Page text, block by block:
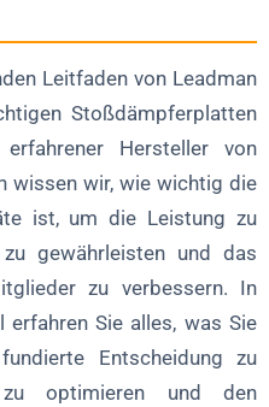
für
Leitfaden von Leadman
Stoßdämpferplatten
Hersteller von
wissen wir, wie wichtig die
ist, um die Leistung zu
gewährleisten und das
zu verbessern. In
Sie alles, was Sie
Entscheidung zu
optimieren und den